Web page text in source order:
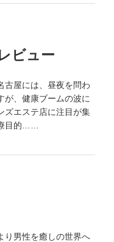
ビュー
古屋には、昼夜を問わ
が、健康ブームの波に
ズエステ店に注目が集
目的……
り男性を癒しの世界へ